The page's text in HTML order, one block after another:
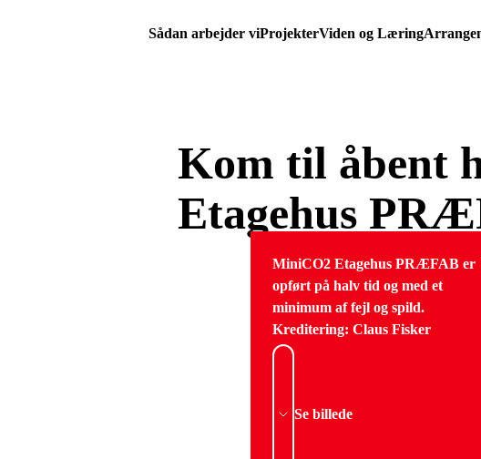
Sådan arbejder viProjekterViden og Læring
Kom til åbent
Etagehus
MiniCO2 Etagehus PRÆFAB er
opført på halv tid og med et
minimum af fejl og spild.
Kreditering: Claus Fisker
Se billede